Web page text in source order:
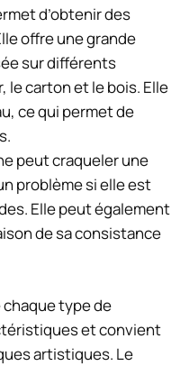
d’obtenir des
offre une grande
sur différents
le carton et le bois. Elle
ce qui permet de
peut craqueler une
problème si elle est
Elle peut également
de sa consistance
type de
et convient
artistiques. Le